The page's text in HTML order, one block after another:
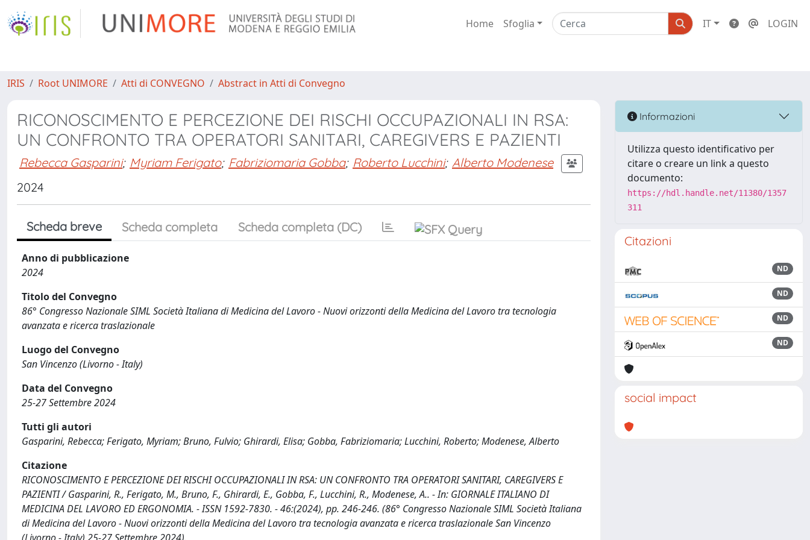
Home Sfoglia IT LOGIN
IRIS Root UNIMORE Atti di CONVEGNO Abstract in Atti di Convegno
RICONOSCIMENTO E PERCEZIONE DEI RISCHI OCCUPAZIONALI IN RSA:
UN CONFRONTO TRA OPERATORI SANITARI, CAREGIVERS E PAZIENTI
Rebecca Gasparini; Myriam Ferigato; Fabriziomaria Gobba; Roberto Lucchini; Alberto Modenese
2024
Scheda breve Scheda completa Scheda completa (DC)
Anno di pubblicazione
2024
Titolo del Convegno
86° Congresso Nazionale SIML Società Italiana di Medicina del Lavoro - Nuovi orizzonti della Medicina del Lavoro tra tecnologia
avanzata e ricerca traslazionale
Luogo del Convegno
San Vincenzo (Livorno - Italy)
Data del Convegno
25-27 Settembre 2024
Tutti gli autori
Gasparini, Rebecca; Ferigato, Myriam; Bruno, Fulvio; Ghirardi, Elisa; Gobba, Fabriziomaria; Lucchini, Roberto; Modenese, Alberto
Citazione
RICONOSCIMENTO E PERCEZIONE DEI RISCHI OCCUPAZIONALI IN RSA: UN CONFRONTO TRA OPERATORI SANITARI, CAREGIVERS E
PAZIENTI / Gasparini, R., Ferigato, M., Bruno, F., Ghirardi, E., Gobba, F., Lucchini, R., Modenese, A.. - In: GIORNALE ITALIANO DI
MEDICINA DEL LAVORO ED ERGONOMIA. - ISSN 1592-7830. - 46:(2024), pp. 246-246. (86° Congresso Nazionale SIML Società Italiana
di Medicina del Lavoro - Nuovi orizzonti della Medicina del Lavoro tra tecnologia avanzata e ricerca traslazionale San Vincenzo
Informazioni
Utilizza questo identificativo per
citare o creare un link a questo
documento:
https://hdl.handle.net/11380/1357
311
Citazioni
ND
ND
ND
ND
social impact